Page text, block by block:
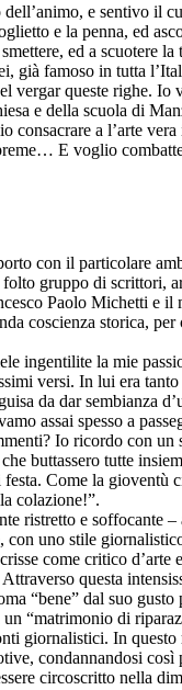
e sentivo
e la penna, ed
ed a scuotere
famoso in tutta
queste righe. Io
e della scuola di
consacrare a l’arte
E voglio
con il particolare
gruppo di scrittori,
Paolo Michetti e il
coscienza storica,
la mie
versi. In lui era
da dar sembianza
assai spesso a
Io ricordo con
buttassero tutte
Come la gioventù
colazione!”.
e soffocante
uno stile
come critico
questa
“bene” dal suo
“matrimonio di
giornalistici. In
condannandosi
circoscritto nella